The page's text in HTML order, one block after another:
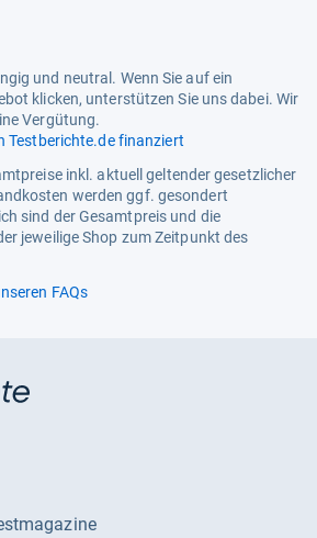
Nein
7373106
Husten Tropfen
Deutschland
Oral
Anis-
und neutral. Wenn Sie auf ein
klicken, unterstützen Sie uns dabei. Wir
Vergütung.
Testberichte.de finanziert
inkl. aktuell geltender gesetzlicher
werden ggf. gesondert
sind der Gesamtpreis und die
jeweilige Shop zum Zeitpunkt des
FAQs